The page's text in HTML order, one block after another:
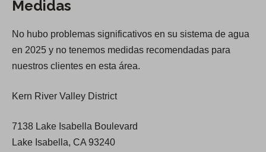
a
n
e
a
Medidas
No hubo problemas significativos en su sistema de agua
en 2025 y no tenemos medidas recomendadas para
nuestros clientes en esta área.
Kern River Valley District
7138 Lake Isabella Boulevard
Lake Isabella, CA 93240